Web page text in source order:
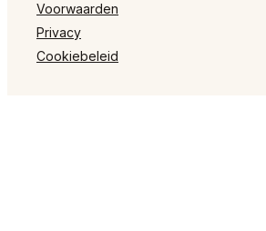
Voorwaarden
Privacy
Cookiebeleid